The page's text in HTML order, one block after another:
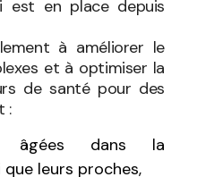
est en place depuis
à améliorer le
et à optimiser la
de santé pour des
:
âgées dans la
leurs proches,